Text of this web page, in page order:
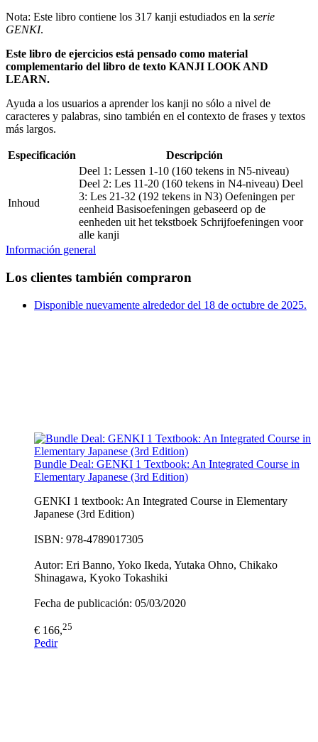
Nota: Este libro contiene los 317 kanji estudiados en la serie
GENKI.
Este libro de ejercicios está pensado como material
complementario del libro de texto KANJI LOOK AND
LEARN.
Ayuda a los usuarios a aprender los kanji no sólo a nivel de
caracteres y palabras, sino también en el contexto de frases y textos
más largos.
Especificación Descripción
Inhoud
Deel 1: Lessen 1-10 (160 tekens in N5-niveau)
Deel 2: Les 11-20 (160 tekens in N4-niveau) Deel
3: Les 21-32 (192 tekens in N3) Oefeningen per
eenheid Basisoefeningen gebaseerd op de
eenheden uit het tekstboek Schrijfoefeningen voor
alle kanji
Información general
Los clientes también compraron
Disponible nuevamente alrededor del 18 de octubre de 2025.
Bundle Deal: GENKI 1 Textbook: An Integrated Course in
Elementary Japanese (3rd Edition)
GENKI 1 textbook: An Integrated Course in Elementary
Japanese (3rd Edition)
ISBN: 978-4789017305
Autor: Eri Banno, Yoko Ikeda, Yutaka Ohno, Chikako
Shinagawa, Kyoko Tokashiki
Fecha de publicación: 05/03/2020
€ 166,25
Pedir